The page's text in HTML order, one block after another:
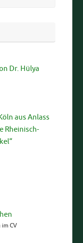
Dr. Hülya
aus Anlass
Rheinisch-
CV